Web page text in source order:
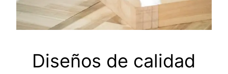
Diseños de calidad